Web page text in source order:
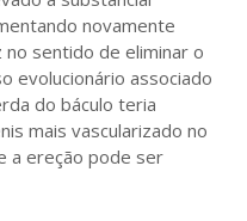
novamente
sentido de eliminar o
evolucionário associado
do báculo teria
mais vascularizado no
a ereção pode ser